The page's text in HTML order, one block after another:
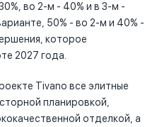
во 2-м - 40% и в 3-м -
50% - во 2-м и 40% -
которое
2027 года.
Tivano все элитные
планировкой,
отделкой, а